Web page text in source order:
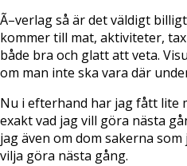
Ã–verlag så är det väldigt
kommer till mat, aktiviteter,
både bra och glatt att veta.
om man inte ska vara där
Nu i efterhand har jag fått lite
exakt vad jag vill göra nästa
jag även om dom sakerna
vilja göra nästa gång.